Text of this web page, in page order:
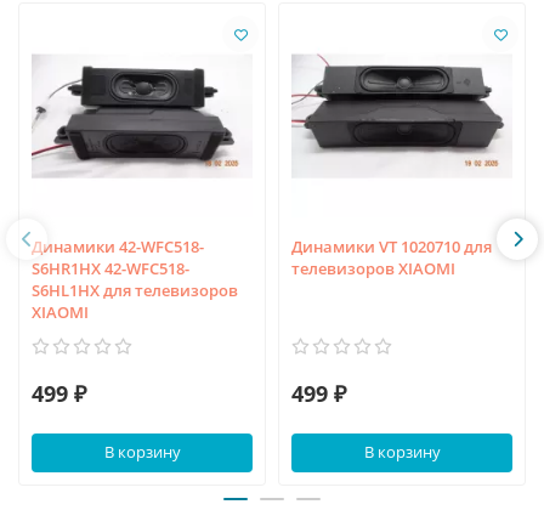
Динамики 42-WFC518-
S6HR1HX 42-WFC518-
S6HL1HX для телевизоров
XIAOMI
499 ₽
В корзину
Динамики VT 1020710 для
телевизоров XIAOMI
499 ₽
В корзину